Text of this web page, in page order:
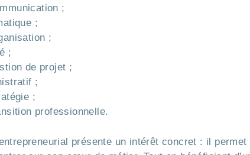
;
;
;
;
de projet ;
;
;
professionnelle.
présente un intérêt concret : il